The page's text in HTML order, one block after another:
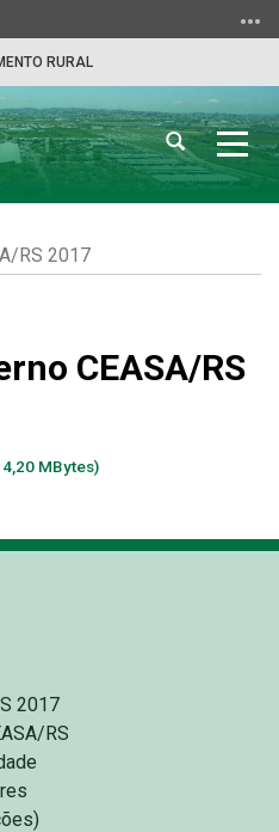
RURAL
a
Abrir
a
busca
RS 2017
CEASA/RS
MBytes)
2017
RS